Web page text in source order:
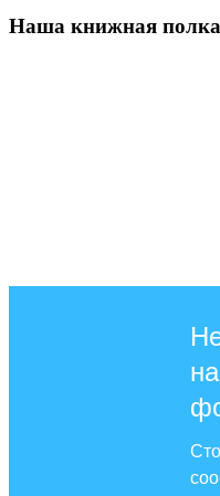
Наша книжная полка